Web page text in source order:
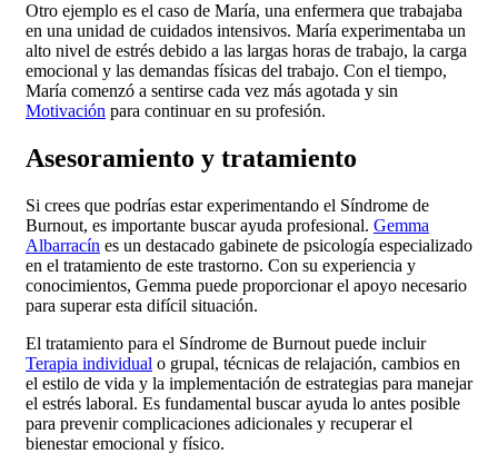
Otro ejemplo es el caso de María, una enfermera que trabajaba
en una unidad de cuidados intensivos. María experimentaba un
alto nivel de estrés debido a las largas horas de trabajo, la carga
emocional y las demandas físicas del trabajo. Con el tiempo,
María comenzó a sentirse cada vez más agotada y sin
Motivación para continuar en su profesión.
Asesoramiento y tratamiento
Si crees que podrías estar experimentando el Síndrome de
Burnout, es importante buscar ayuda profesional. Gemma
Albarracín es un destacado gabinete de psicología especializado
en el tratamiento de este trastorno. Con su experiencia y
conocimientos, Gemma puede proporcionar el apoyo necesario
para superar esta difícil situación.
El tratamiento para el Síndrome de Burnout puede incluir
Terapia individual o grupal, técnicas de relajación, cambios en
el estilo de vida y la implementación de estrategias para manejar
el estrés laboral. Es fundamental buscar ayuda lo antes posible
para prevenir complicaciones adicionales y recuperar el
bienestar emocional y físico.